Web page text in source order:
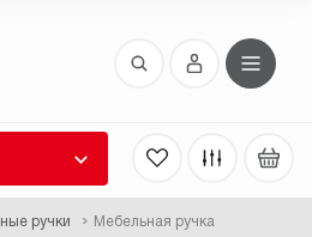
ручки Мебельная ручка
пароля